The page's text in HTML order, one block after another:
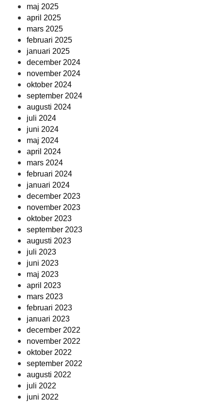
maj 2025
april 2025
mars 2025
februari 2025
januari 2025
december 2024
november 2024
oktober 2024
september 2024
augusti 2024
juli 2024
juni 2024
maj 2024
april 2024
mars 2024
februari 2024
januari 2024
december 2023
november 2023
oktober 2023
september 2023
augusti 2023
juli 2023
juni 2023
maj 2023
april 2023
mars 2023
februari 2023
januari 2023
december 2022
november 2022
oktober 2022
september 2022
augusti 2022
juli 2022
juni 2022